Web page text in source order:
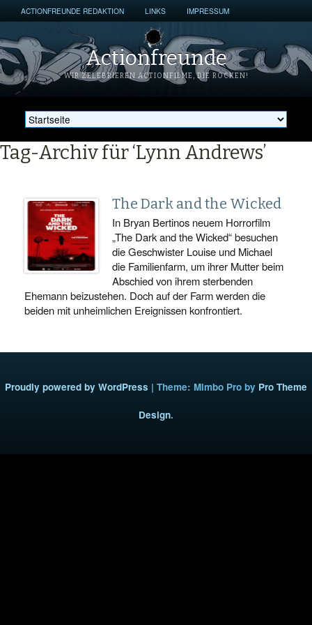
ACTIONFREUNDE REDAKTION LINKS IMPRESSUM
Actionfreunde
WIR ZELEBRIEREN ACTIONFILME, DIE ROCKEN!
Tag-Archiv für ‘Lynn Andrews’
The Dark and the Wicked
In Bryan Bertinos neuem Horrorfilm
„The Dark and the Wicked“ besuchen
die Geschwister Louise und Michael
die Familienfarm, um ihrer Mutter beim
Abschied von ihrem sterbenden
Ehemann beizustehen. Doch auf der Farm werden die
beiden mit unheimlichen Ereignissen konfrontiert.
Proudly powered by WordPress | Theme: Mimbo Pro by Pro Theme
Design.